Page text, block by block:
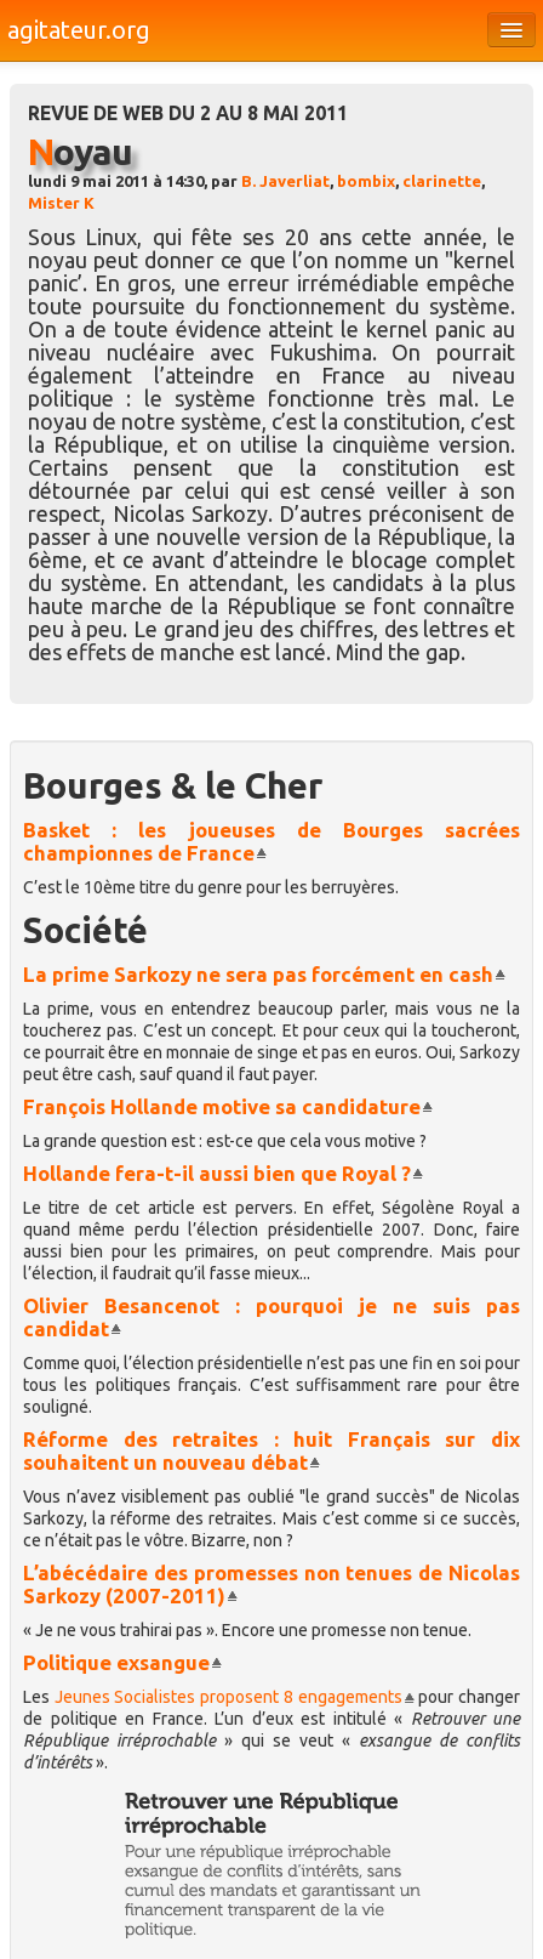
agitateur.org
Bourges & le Cher
Société
Médias
Dossiers
Brèves
REVUE DE WEB DU 2 AU 8 MAI 2011
Noyau
lundi 9 mai 2011 à 14:30, par B. Javerliat bombix clarinette
Mister K
Sous Linux, qui fête ses 20 ans cette année, le
noyau peut donner ce que l’on nomme un "kernel
panic’. En gros, une erreur irrémédiable empêche
toute poursuite du fonctionnement du système.
On a de toute évidence atteint le kernel panic au
niveau nucléaire avec Fukushima. On pourrait
également l’atteindre en France au niveau
politique : le système fonctionne très mal. Le
noyau de notre système, c’est la constitution, c’est
la République, et on utilise la cinquième version.
Certains pensent que la constitution est
détournée par celui qui est censé veiller à son
respect, Nicolas Sarkozy. D’autres préconisent de
passer à une nouvelle version de la République, la
6ème, et ce avant d’atteindre le blocage complet
du système. En attendant, les candidats à la plus
haute marche de la République se font connaître
peu à peu. Le grand jeu des chiffres, des lettres et
des effets de manche est lancé. Mind the gap.
Bourges & le Cher
Basket : les joueuses de Bourges sacrées
championnes de France
C’est le 10ème titre du genre pour les berruyères.
Société
La prime Sarkozy ne sera pas forcément en cash
La prime, vous en entendrez beaucoup parler, mais vous ne la
toucherez pas. C’est un concept. Et pour ceux qui la toucheront,
ce pourrait être en monnaie de singe et pas en euros. Oui, Sarkozy
peut être cash, sauf quand il faut payer.
François Hollande motive sa candidature
La grande question est : est-ce que cela vous motive ?
Hollande fera-t-il aussi bien que Royal ?
Le titre de cet article est pervers. En effet, Ségolène Royal a
quand même perdu l’élection présidentielle 2007. Donc, faire
aussi bien pour les primaires, on peut comprendre. Mais pour
l’élection, il faudrait qu’il fasse mieux...
Olivier Besancenot : pourquoi je ne suis pas
candidat
Comme quoi, l’élection présidentielle n’est pas une fin en soi pour
tous les politiques français. C’est suffisamment rare pour être
souligné.
Réforme des retraites : huit Français sur dix
souhaitent un nouveau débat
Vous n’avez visiblement pas oublié "le grand succès" de Nicolas
Sarkozy, la réforme des retraites. Mais c’est comme si ce succès,
ce n’était pas le vôtre. Bizarre, non ?
L’abécédaire des promesses non tenues de Nicolas
Sarkozy (2007-2011)
« Je ne vous trahirai pas ». Encore une promesse non tenue.
Politique exsangue
Les Jeunes Socialistes proposent 8 engagements
pour changer
de politique en France. L’un d’eux est intitulé « Retrouver une
République irréprochable» qui se veut « exsangue de conflits
d’intérêts».